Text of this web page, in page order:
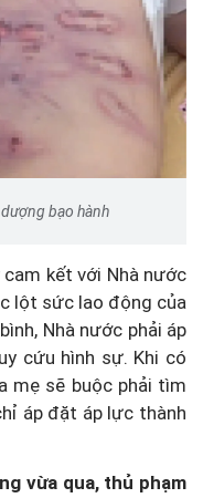
bạo hành
kết với Nhà nước
lột sức lao động của
Nhà nước phải áp
cứu hình sự. Khi có
mẹ sẽ buộc phải tìm
áp đặt áp lực thành
vừa qua, thủ phạm